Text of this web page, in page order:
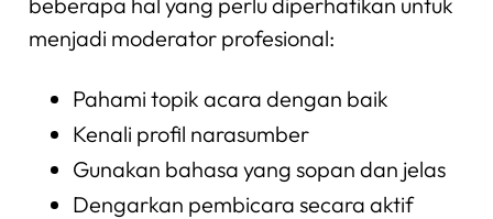
menjadi moderator profesional:
Pahami topik acara dengan baik
Kenali profil narasumber
Gunakan bahasa yang sopan dan jelas
Dengarkan pembicara secara aktif